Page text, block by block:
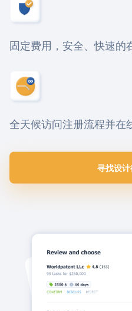
固定费用，安全、快速的
全天候访问注册流程并在
寻找设